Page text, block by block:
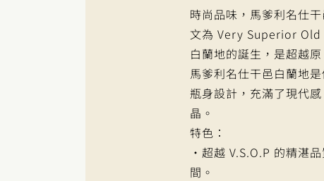
時尚品味，馬爹利名仕
文為 Very Superior Old
白蘭地的誕生，是超越
馬爹利名仕干邑白蘭地
瓶身設計，充滿了現代
晶。
特色：
・超越 V.S.O.P 的精湛
間。